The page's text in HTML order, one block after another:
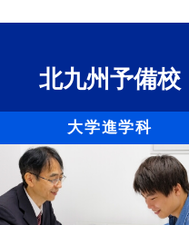
北九州予備校
大学進学科